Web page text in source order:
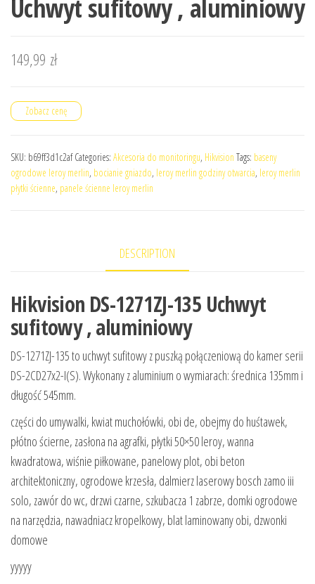
Uchwyt sufitowy , aluminiowy
149,99 zł
Zobacz cenę
SKU: b69ff3d1c2af Categories: Akcesoria do monitoringu, Hikvision Tags: baseny
ogrodowe leroy merlin, bocianie gniazdo, leroy merlin godziny otwarcia, leroy merlin
płytki ścienne, panele ścienne leroy merlin
DESCRIPTION
Hikvision DS-1271ZJ-135 Uchwyt
sufitowy , aluminiowy
DS-1271ZJ-135 to uchwyt sufitowy z puszką połączeniową do kamer serii
DS-2CD27x2-I(S). Wykonany z aluminium o wymiarach: średnica 135mm i
długość 545mm.
części do umywalki, kwiat muchołówki, obi de, obejmy do huśtawek,
płótno ścierne, zasłona na agrafki, płytki 50×50 leroy, wanna
kwadratowa, wiśnie piłkowane, panelowy plot, obi beton
architektoniczny, ogrodowe krzesła, dalmierz laserowy bosch zamo iii
solo, zawór do wc, drzwi czarne, szkubacza 1 zabrze, domki ogrodowe
na narzędzia, nawadniacz kropelkowy, blat laminowany obi, dzwonki
domowe
yyyyy